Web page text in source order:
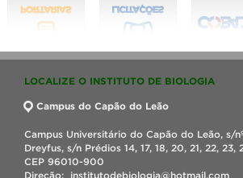
LOCALIZE O INSTITUTO DE BIOLOGIA
Campus do Capão do Leão
Campus Universitário do Capão do Leão, s/
Dreyfus, s/n Prédios 14, 17, 18, 20, 21, 22, 23,
CEP 96010-900
Direção: institutodebiologia@hotmail.com